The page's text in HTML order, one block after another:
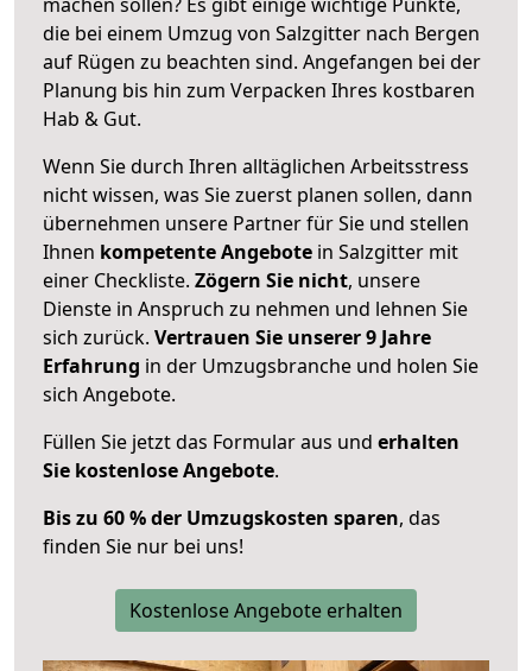
die bei einem Umzug von Salzgitter nach Bergen
auf Rügen zu beachten sind. Angefangen bei der
Planung bis hin zum Verpacken Ihres kostbaren
Hab & Gut.
Wenn Sie durch Ihren alltäglichen Arbeitsstress
nicht wissen, was Sie zuerst planen sollen, dann
übernehmen unsere Partner für Sie und stellen
Ihnen kompetente Angebote in Salzgitter mit
einer Checkliste. Zögern Sie nicht, unsere
Dienste in Anspruch zu nehmen und lehnen Sie
sich zurück. Vertrauen Sie unserer 9 Jahre
Erfahrung in der Umzugsbranche und holen Sie
sich Angebote.
Füllen Sie jetzt das Formular aus und erhalten
Sie kostenlose Angebote.
Bis zu 60 % der Umzugskosten sparen, das
finden Sie nur bei uns!
Kostenlose Angebote erhalten